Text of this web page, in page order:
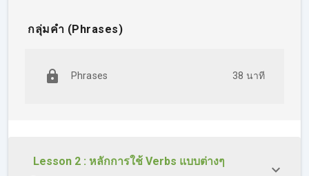
กลุ่ม Continuous Tenses (Present Con./Past Con./Future
Perfect)
4.1 โครงสร้างประโยคพื้นฐาน
กลุ่มคำ (Phrases)
Phrases 38 นาที
Lesson 2 : หลักการใช้ Verbs แบบต่างๆ